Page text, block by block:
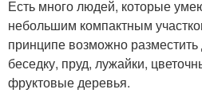
Есть много людей, которые
небольшим компактным
принципе возможно
беседку, пруд, лужайки,
фруктовые деревья.